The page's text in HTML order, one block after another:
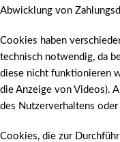
Abwicklung von
Cookies haben
technisch notwendig, da
diese nicht funktionieren
die Anzeige von Videos).
des Nutzerverhaltens
Cookies, die zur